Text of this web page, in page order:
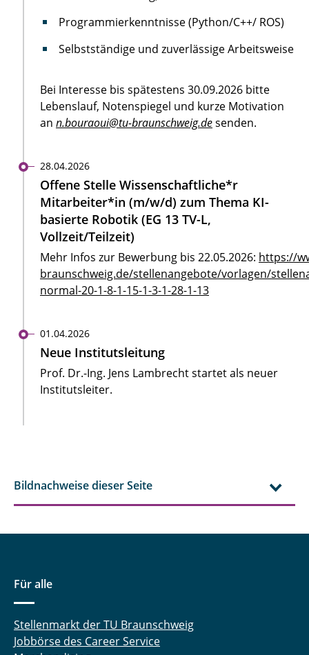
Programmierkenntnisse (Python/C++/ ROS)
Selbstständige und zuverlässige Arbeitsweise
Bei Interesse bis spätestens 30.09.2026 bitte
Lebenslauf, Notenspiegel und kurze Motivation
an n.bouraoui@tu-braunschweig.desenden.
28.04.2026
Offene Stelle Wissenschaftliche*r
Mitarbeiter*in (m/w/d) zum Thema KI-
basierte Robotik (EG 13 TV-L,
Vollzeit/Teilzeit)
Mehr Infos zur Bewerbung bis 22.05.2026: https://
braunschweig.de/stellenangebote/vorlagen/
normal-20-1-8-1-15-1-3-1-28-1-13
01.04.2026
Neue Institutsleitung
Prof. Dr.-Ing. Jens Lambrecht startet als neuer
Institutsleiter.
Bildnachweise dieser Seite
Für alle
Stellenmarkt der TU Braunschweig
Jobbörse des Career Service